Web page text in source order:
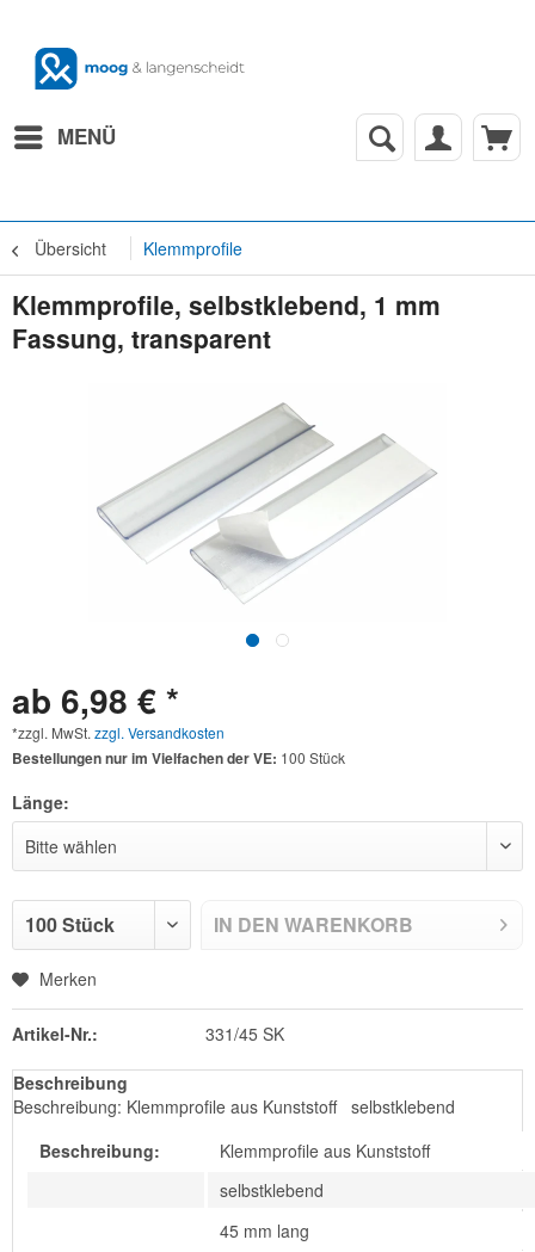
MENÜ
Übersicht Klemmprofile
Klemmprofile, selbstklebend, 1 mm
Fassung, transparent
ab 6,98 € *
*zzgl. MwSt. zzgl. Versandkosten
Bestellungen nur im Vielfachen der VE: 100 Stück
Länge:
IN DEN WARENKORB
Merken
Artikel-Nr.: 331/45 SK
Beschreibung
Beschreibung: Klemmprofile aus Kunststoff selbstklebend
Beschreibung:
Klemmprofile aus Kunststoff
selbstklebend
45 mm lang